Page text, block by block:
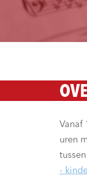
Vanaf
uren
-